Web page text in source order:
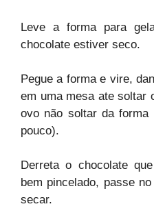
Leve a forma para
chocolate estiver seco.
Pegue a forma e vire,
em uma mesa ate soltar
ovo não soltar da
pouco).
Derreta o chocolate
bem pincelado, passe
secar.